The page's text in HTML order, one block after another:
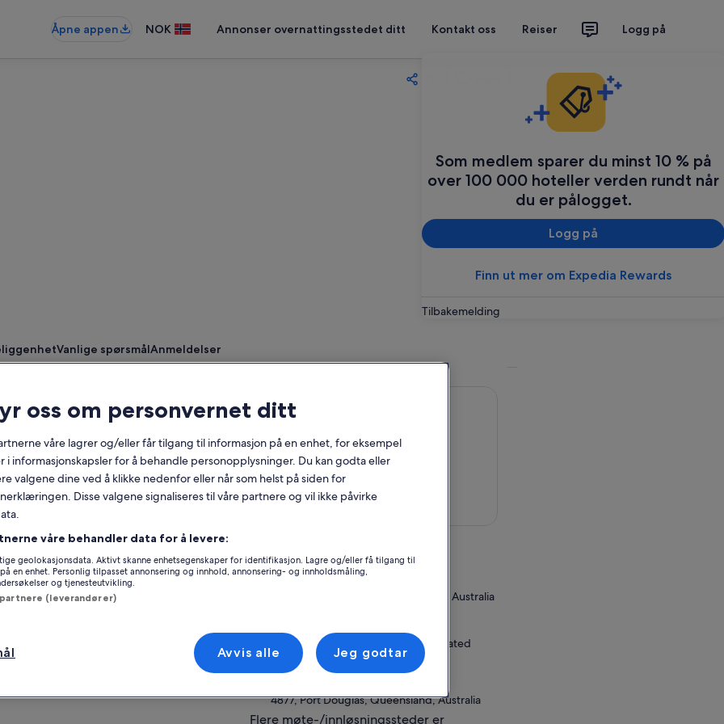
Åpne appen NOK Annonser overnattingsstedet ditt Kontakt oss Reiser Logg på
Som medlem sparer du minst 10 % på
over 100 000 hoteller verden rundt når
du er pålogget.
Logg på
Finn ut mer om Expedia Rewards
Tilbakemelding
Vanlige spørsmålAnmeldelser
Gratis avbestilling
6 t 30 min
Kupongutskrift
Umiddelbar
bekreftelse
Henting på
utvalgte hoteller
Wavepiercer-katamarancruise til romslig
aktivitetsplattform
Aktiviteter som både svømmere og ikke-
Utrolig marint mangfold ved det berømte
Agincourt-revet
Beliggenhet for opplevelsen
Quicksilver Outer Reef Pontoon
4805, Agincourt Reef, Queensland, Australia
Quicksilver Reservations Office (located
inside Marina)
4877, Port Douglas, Queensland, Australia
Flere møte-/innløsningssteder er
oss om personvernet ditt
våre lagrer og/eller får tilgang til informasjon på en enhet, for eksempel
i informasjonskapsler for å behandle personopplysninger. Du kan godta eller
valgene dine ved å klikke nedenfor eller når som helst på siden for
Disse valgene signaliseres til våre partnere og vil ikke påvirke
våre behandler data for å levere:
geolokasjonsdata. Aktivt skanne enhetsegenskaper for identifikasjon. Lagre og/eller få tilgang til
en enhet. Personlig tilpasset annonsering og innhold, annonsering- og innholdsmåling,
og tjenesteutvikling.
(leverandører)
Avvis alle Jeg godtar